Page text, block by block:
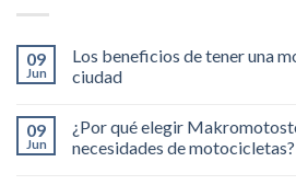
09
Jun
Los beneficios de tener una
ciudad
09
Jun
¿Por qué elegir
necesidades de motocicletas?